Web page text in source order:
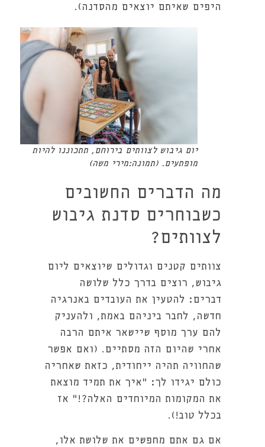
היפים שאיתם יוצאים מהסדנה).
יום גיבוש לצוותים בירוחם, תתכוננו להיות
מופתעים. (תמונה:מירי משה)
מה הדברים החשובים
כשבוחרים סדנת גיבוש
לצוותים?
צוותים קטנים וגדולים שיוצאים ליום
גיבוש, רוצים בדרך כלל שלושה
דברים: להטעין את העובדים באנרגיה
חדשה, לחבר ביניהם באמת, ולהעניק
להם ערך מוסף שיישאר איתם הרבה
אחרי שהיום הזה מסתיים. (ואם אפשר
שהחוויה תהיה ייחודית, כזאת שאחריה
כולם יגידו לך: "איך את תמיד מוצאת
את המקומות המיוחדים האלה?!" אז
בכלל טוב!).
אם גם אתם מחפשים את שלושת אלו,